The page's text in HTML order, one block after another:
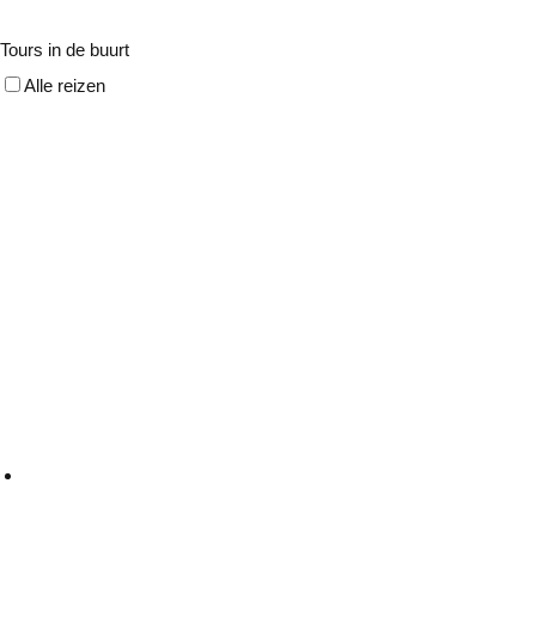
Tours in de buurt
Alle reizen